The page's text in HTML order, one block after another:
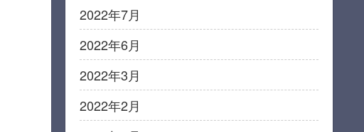
2022年7月
2022年6月
2022年3月
2022年2月